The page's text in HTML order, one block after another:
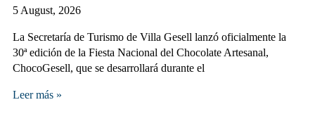
5 August, 2026
La Secretaría de Turismo de Villa Gesell lanzó oficialmente la
30ª edición de la Fiesta Nacional del Chocolate Artesanal,
ChocoGesell, que se desarrollará durante el
Leer más »